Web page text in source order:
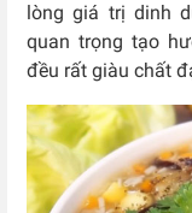
lòng giá trị dinh
quan trọng tạo
đều rất giàu chất